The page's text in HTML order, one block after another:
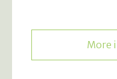
More